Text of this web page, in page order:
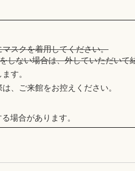
スクを着用してください。
しない場合は、外していただいて
す。
、ご来館をお控えください。
場合があります。